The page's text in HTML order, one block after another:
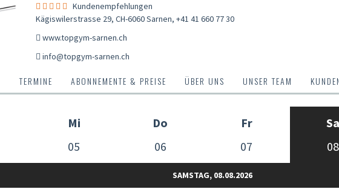
Kundenempfehlungen
Kägiswilerstrasse 29, CH-6060 Sarnen, +41 41 660 77 30
www.topgym-sarnen.ch
info@topgym-sarnen.ch
TERMINE ABONNEMENTE & PREISE ÜBER UNS UNSER TEAM
Mi
05
Do
06
Fr
07
Sa
08
SAMSTAG, 08.08.2026